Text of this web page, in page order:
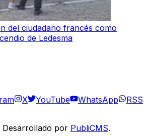
del ciudadano francés como
de Ledesma
X YouTube WhatsApp RSS
Desarrollado por PubliCMS.